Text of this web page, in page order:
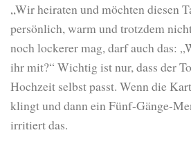
„Wir heiraten und möchten diesen
persönlich, warm und trotzdem
noch lockerer mag, darf auch das:
ihr mit?“ Wichtig ist nur, dass der
Hochzeit selbst passt. Wenn die
klingt und dann ein Fünf-Gänge-
irritiert das.